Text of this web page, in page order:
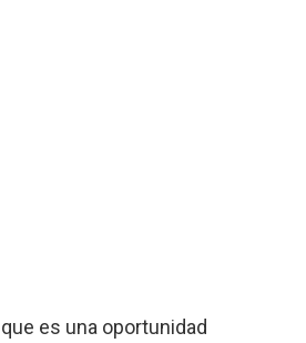
es una oportunidad